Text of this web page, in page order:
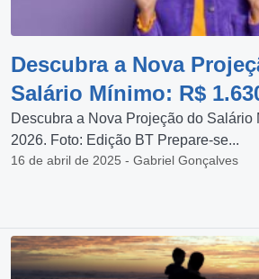
Descubra a Nova
Salário Mínimo: R$
Descubra a Nova Projeção do Salário
2026. Foto: Edição BT Prepare-se...
16 de abril de 2025 - Gabriel Gonçalves